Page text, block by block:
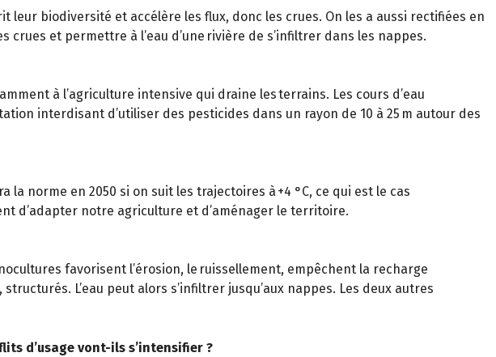
biodiversité et accélère les flux, donc les crues. On les a aussi rectifiées en
et permettre à l’eau d’une rivière de s’infiltrer dans les nappes.
à l’agriculture intensive qui draine les terrains. Les cours d’eau
interdisant d’utiliser des pesticides dans un rayon de 10 à 25 m autour des
la norme en 2050 si on suit les trajectoires à +4 °C, ce qui est le cas
d’adapter notre agriculture et d’aménager le territoire.
favorisent l’érosion, le ruissellement, empêchent la recharge
L’eau peut alors s’infiltrer jusqu’aux nappes. Les deux autres
d’usage vont-ils s’intensifier ?